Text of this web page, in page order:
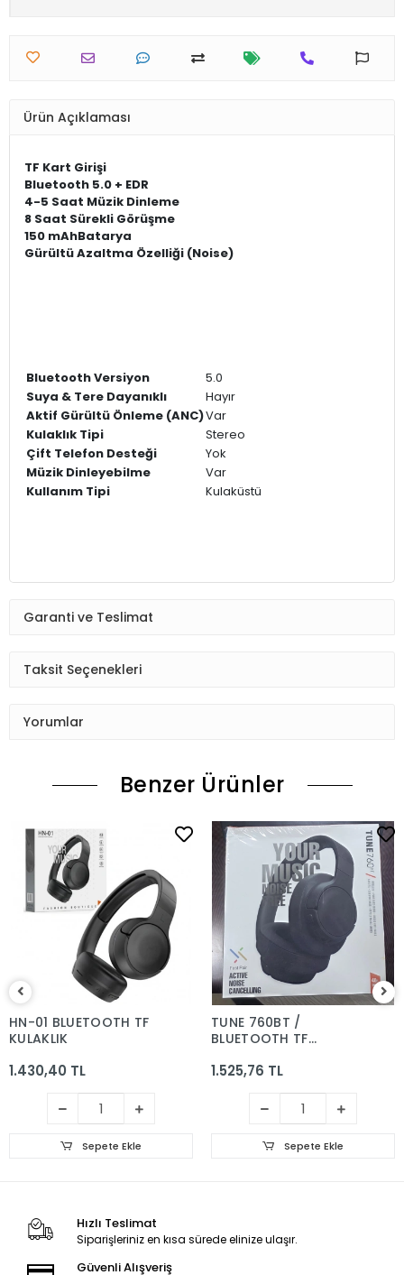
Ürün Açıklaması
TF Kart Girişi
Bluetooth 5.0 + EDR
4-5 Saat Müzik Dinleme
8 Saat Sürekli Görüşme
150 mAhBatarya
Gürültü Azaltma Özelliği (Noise)
Bluetooth Versiyon
5.0
Suya & Tere Dayanıklı
Hayır
Aktif Gürültü Önleme (ANC)Var
Kulaklık Tipi
Stereo
Çift Telefon Desteği
Yok
Müzik Dinleyebilme
Var
Kullanım Tipi
Kulaküstü
Garanti ve Teslimat
Taksit Seçenekleri
Yorumlar
Benzer Ürünler
HN-01 BLUETOOTH TF
KULAKLIK
1.430,40 TL
Sepete Ekle
TUNE 760BT /
BLUETOOTH TF
1.525,76 TL
Sepete Ekle
Hızlı Teslimat
Siparişleriniz en kısa sürede elinize ulaşır.
Güvenli Alışveriş